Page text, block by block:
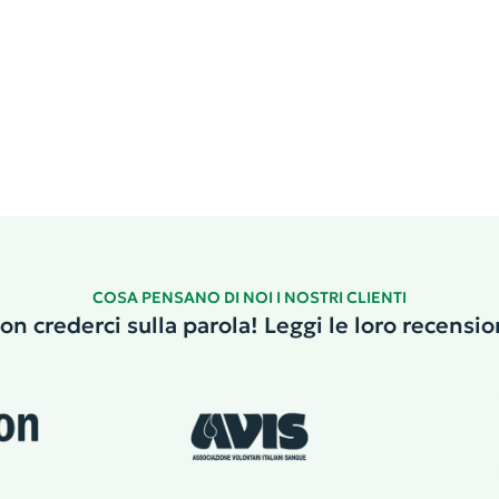
COSA PENSANO DI NOI I NOSTRI CLIENTI
crederci sulla parola! Leggi le loro